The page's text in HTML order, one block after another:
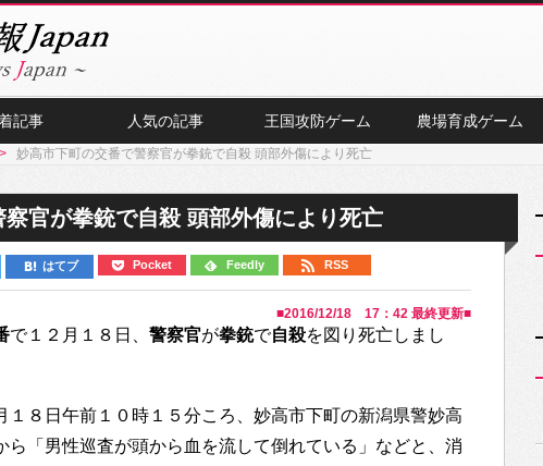
記事 人気の記事 王国攻防ゲーム 農場育成ゲーム
妙高市下町の交番で警察官が拳銃で自殺 頭部外傷により死亡
官が拳銃で自殺 頭部外傷により死亡
はてブ Pocket Feedly RSS
■2016/12/18 17：42 最終更新■
で１２月１８日、 警察官が拳銃で自殺を図り死亡しまし
１８日午前１０時１５分ころ、妙高市下町の新潟県警妙高
ら「男性巡査が頭から血を流して倒れている」などと、消